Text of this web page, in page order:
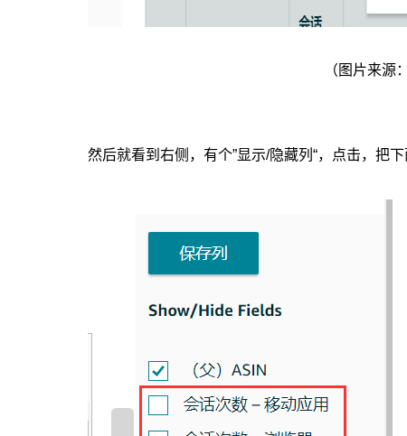
（图片来源
然后就看到右侧，有个”显示/隐藏列“，点击，把